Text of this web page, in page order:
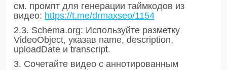
см. промпт для генерации таймкодов из
видео: https://t.me/drmaxseo/1154
2.3. Schema.org: Используйте разметку
VideoObject, указав name, description,
uploadDate и transcript.
3. Сочетайте видео с аннотированным